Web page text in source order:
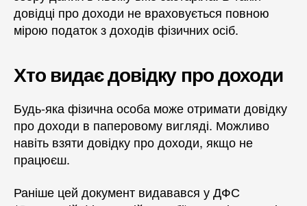
довідці про доходи не враховується повною
мірою податок з доходів фізичних осіб.
Хто видає довідку про доходи
Будь-яка фізична особа може отримати довідку
про доходи в паперовому вигляді. Можливо
навіть взяти довідку про доходи, якщо не
працюєш.
Раніше цей документ видавався у ДФС